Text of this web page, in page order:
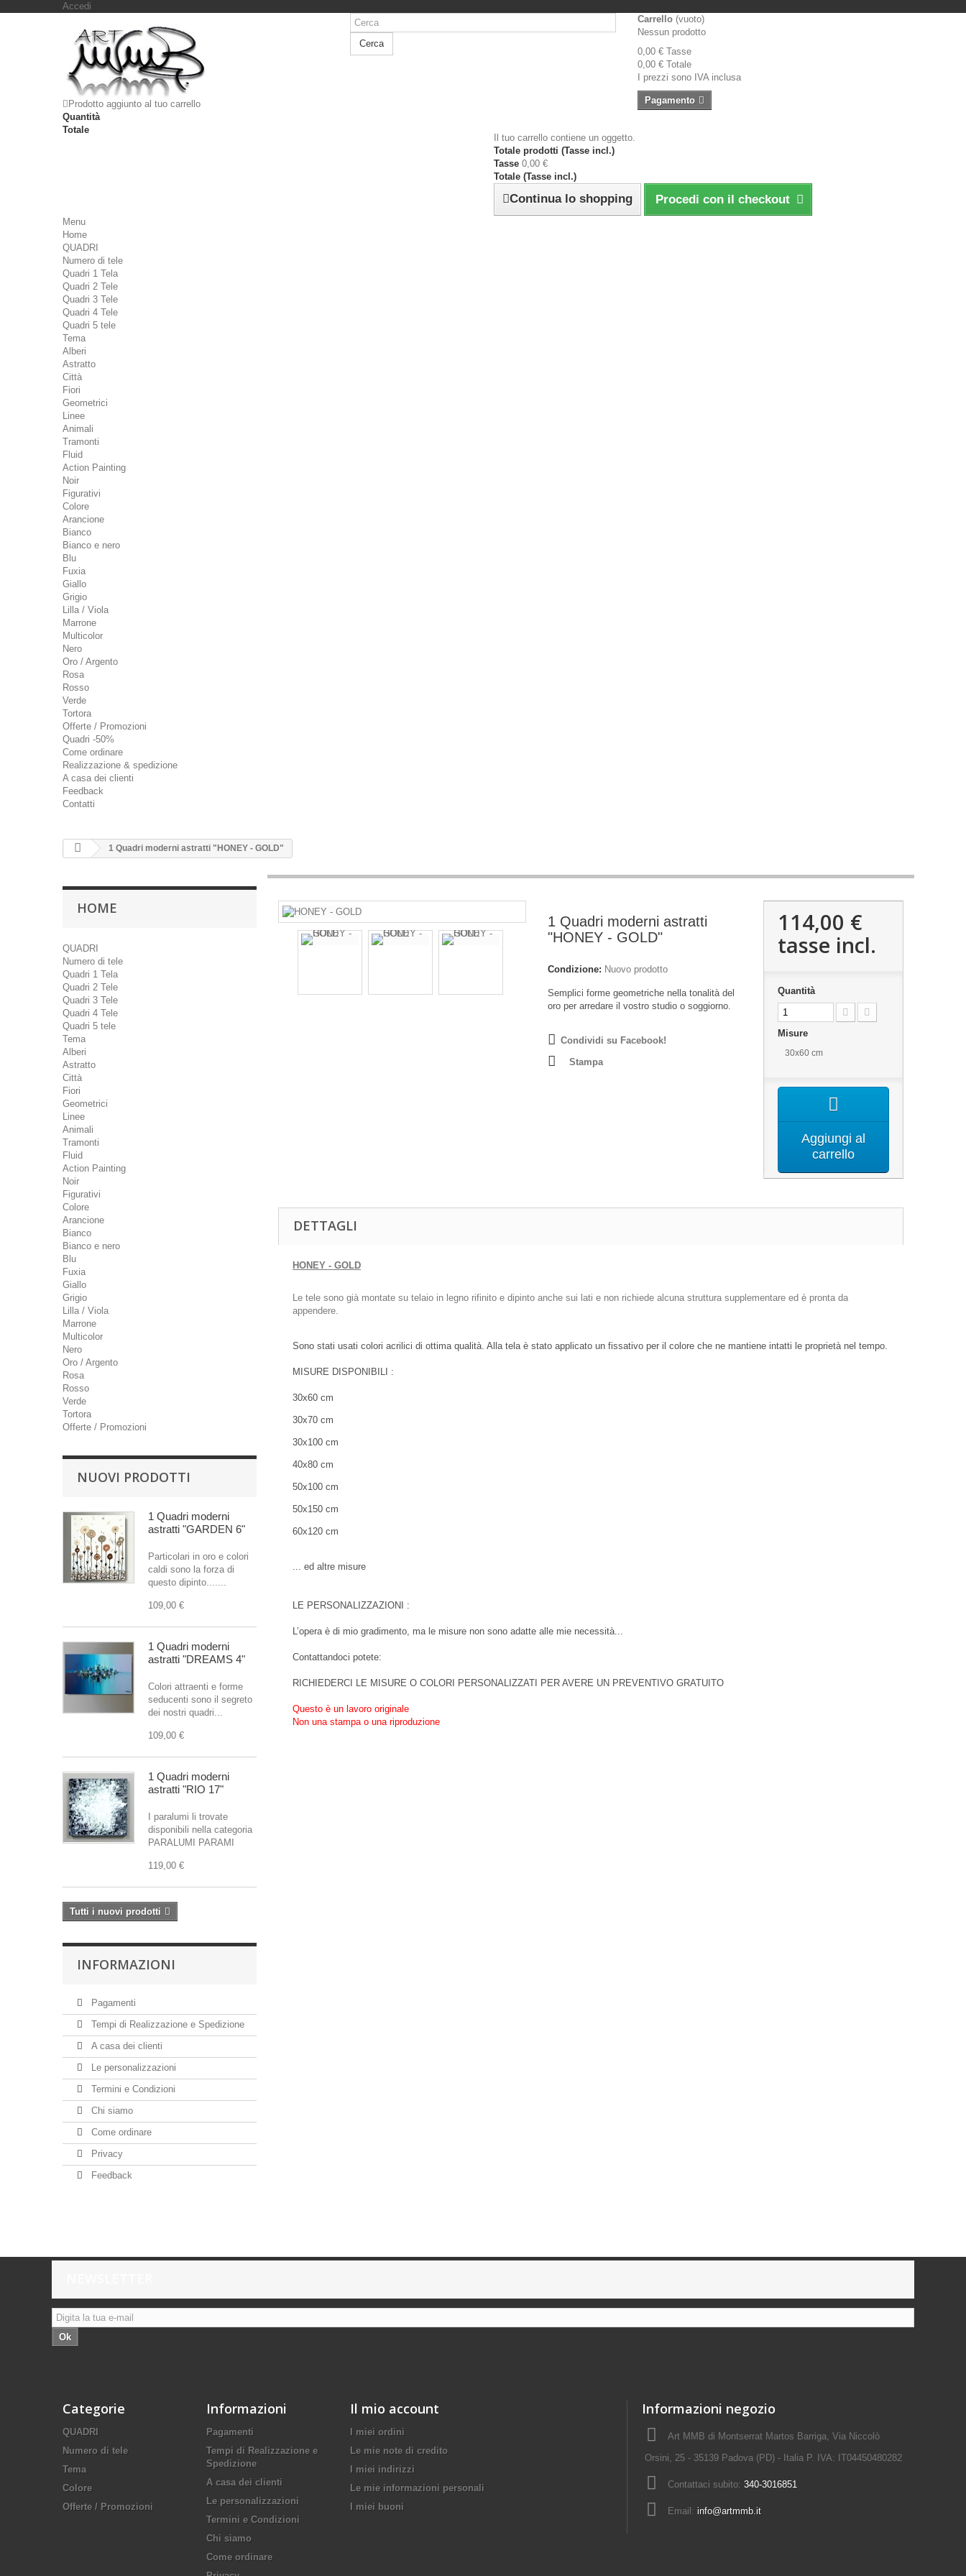
Accedi
Cerca
Carrello (vuoto)
Nessun prodotto
0,00 € Tasse
0,00 € Totale
I prezzi sono IVA inclusa
Pagamento
Prodotto aggiunto al tuo carrello
Quantità
Totale
Il tuo carrello contiene un oggetto.
Totale prodotti (Tasse incl.)
Tasse 0,00 €
Totale (Tasse incl.)
Continua lo shopping Procedi con il checkout
Menu
Home
QUADRI
Numero di tele
Quadri 1 Tela
Quadri 2 Tele
Quadri 3 Tele
Quadri 4 Tele
Quadri 5 tele
Tema
Alberi
Astratto
Città
Fiori
Geometrici
Linee
Animali
Tramonti
Fluid
Action Painting
Noir
Figurativi
Colore
Arancione
Bianco
Bianco e nero
Blu
Fuxia
Giallo
Grigio
Lilla / Viola
Marrone
Multicolor
Nero
Oro / Argento
Rosa
Rosso
Verde
Tortora
Offerte / Promozioni
Quadri -50%
Come ordinare
Realizzazione & spedizione
A casa dei clienti
Feedback
Contatti
1 Quadri moderni astratti "HONEY - GOLD"
HOME
QUADRI
Numero di tele
Quadri 1 Tela
Quadri 2 Tele
Quadri 3 Tele
Quadri 4 Tele
Quadri 5 tele
Tema
Alberi
Astratto
Città
Fiori
Geometrici
Linee
Animali
Tramonti
Fluid
Action Painting
Noir
Figurativi
Colore
Arancione
Bianco
Bianco e nero
Blu
Fuxia
Giallo
Grigio
Lilla / Viola
Marrone
Multicolor
Nero
Oro / Argento
Rosa
Rosso
Verde
Tortora
Offerte / Promozioni
NUOVI PRODOTTI
1 Quadri moderni
astratti "GARDEN 6"
Particolari in oro e colori
caldi sono la forza di
questo dipinto.......
109,00 €
1 Quadri moderni
astratti "DREAMS 4"
Colori attraenti e forme
seducenti sono il segreto
dei nostri quadri...
109,00 €
1 Quadri moderni
astratti "RIO 17"
I paralumi li trovate
disponibili nella categoria
PARALUMI PARAMI
119,00 €
Tutti i nuovi prodotti
INFORMAZIONI
Pagamenti
Tempi di Realizzazione e Spedizione
A casa dei clienti
Le personalizzazioni
Termini e Condizioni
Chi siamo
Come ordinare
Privacy
Feedback
1 Quadri moderni astratti
"HONEY - GOLD"
Condizione: Nuovo prodotto
Semplici forme geometriche nella tonalità del
oro per arredare il vostro studio o soggiorno.
Condividi su Facebook!
Stampa
114,00 €
tasse incl.
Quantità
Misure
30x60 cm
Aggiungi al
carrello
DETTAGLI
HONEY - GOLD
Le tele sono già montate su telaio in legno rifinito e dipinto anche sui lati e non richiede alcuna struttura supplementare ed è pronta da
appendere.
Sono stati usati colori acrilici di ottima qualità. Alla tela è stato applicato un fissativo per il colore che ne mantiene intatti le proprietà nel tempo.
MISURE DISPONIBILI :
30x60 cm
30x70 cm
30x100 cm
40x80 cm
50x100 cm
50x150 cm
60x120 cm
... ed altre misure
LE PERSONALIZZAZIONI :
L’opera è di mio gradimento, ma le misure non sono adatte alle mie necessità...
Contattandoci potete:
RICHIEDERCI LE MISURE O COLORI PERSONALIZZATI PER AVERE UN PREVENTIVO GRATUITO
Questo è un lavoro originale
Non una stampa o una riproduzione
Ok
Categorie
QUADRI
Numero di tele
Tema
Colore
Offerte / Promozioni
Informazioni
Pagamenti
Tempi di Realizzazione e
Spedizione
A casa dei clienti
Le personalizzazioni
Termini e Condizioni
Chi siamo
Come ordinare
Il mio account
I miei ordini
Le mie note di credito
I miei indirizzi
Le mie informazioni personali
I miei buoni
Informazioni negozio
Art MMB di Montserrat Martos Barriga, Via Niccolò
Orsini, 25 - 35139 Padova (PD) - Italia P. IVA: IT04450480282
Contattaci subito: 340-3016851
Email: info@artmmb.it